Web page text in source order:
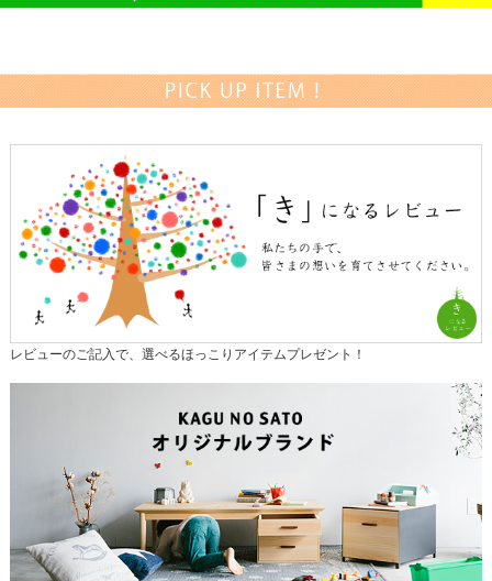
レビューのご記入で、選べるほっこりアイテムプレゼント！